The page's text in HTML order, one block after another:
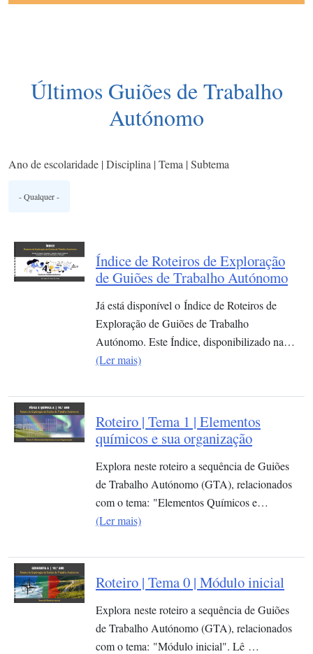
Últimos Guiões de Trabalho
Autónomo
Ano de escolaridade | Disciplina | Tema | Subtema
Índice de Roteiros de Exploração
de Guiões de Trabalho Autónomo
Já está disponível o Índice de Roteiros de
Exploração de Guiões de Trabalho
Autónomo. Este Índice, disponibilizado na…
(Ler mais)
Roteiro | Tema 1 | Elementos
químicos e sua organização​
Explora neste roteiro a sequência de Guiões
de Trabalho Autónomo (GTA), relacionados
com o tema: "Elementos Químicos e…
(Ler mais)
Roteiro | Tema 0 | Módulo inicial
Explora neste roteiro a sequência de Guiões
de Trabalho Autónomo (GTA), relacionados
com o tema: "Módulo inicial". Lê …